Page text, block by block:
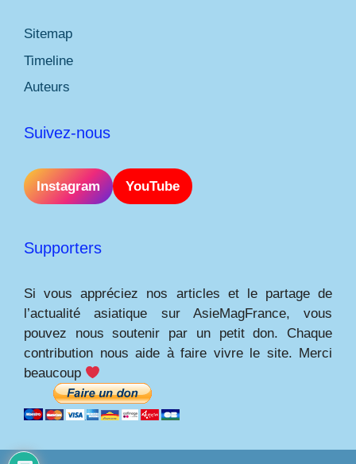
Sitemap
Timeline
Auteurs
Suivez-nous
Instagram YouTube
Supporters
Si vous appréciez nos articles et le partage de
l’actualité asiatique sur AsieMagFrance, vous
pouvez nous soutenir par un petit don. Chaque
contribution nous aide à faire vivre le site. Merci
beaucoup